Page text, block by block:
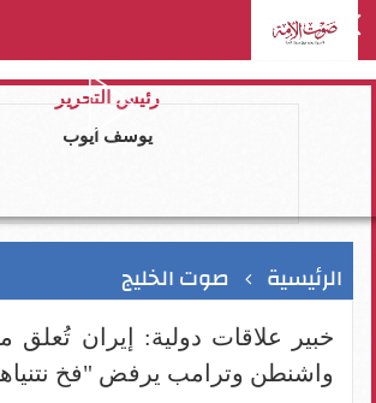
رئيس التحرير
يوسف ايوب
الرئيسية صوت الخليج
خبير علاقات دولية: إيران تُعلق
واشنطن وترامب يرفض "فخ